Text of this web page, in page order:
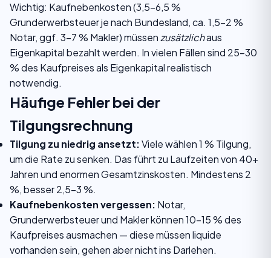
Wichtig: Kaufnebenkosten (3,5–6,5 %
Grunderwerbsteuer je nach Bundesland, ca. 1,5–2 %
Notar, ggf. 3–7 % Makler) müssen zusätzlichaus
Eigenkapital bezahlt werden. In vielen Fällen sind 25–30
% des Kaufpreises als Eigenkapital realistisch
notwendig.
Häufige Fehler bei der
Tilgungsrechnung
Tilgung zu niedrig ansetzt:Viele wählen 1 % Tilgung,
um die Rate zu senken. Das führt zu Laufzeiten von 40+
Jahren und enormen Gesamtzinskosten. Mindestens 2
%, besser 2,5–3 %.
Kaufnebenkosten vergessen: Notar,
Grunderwerbsteuer und Makler können 10–15 % des
Kaufpreises ausmachen — diese müssen liquide
vorhanden sein, gehen aber nicht ins Darlehen.